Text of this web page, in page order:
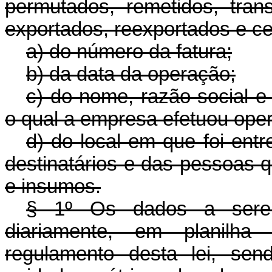
permutados, remetidos,
exportados, reexportados e
a) do número da fatura;
b) da data da operação;
c) do nome, razão social
o qual a empresa efetuou
d) do local em que foi
destinatários e das pessoas
e insumos.
§ 1º Os dados a
diariamente, em
regulamento desta lei,